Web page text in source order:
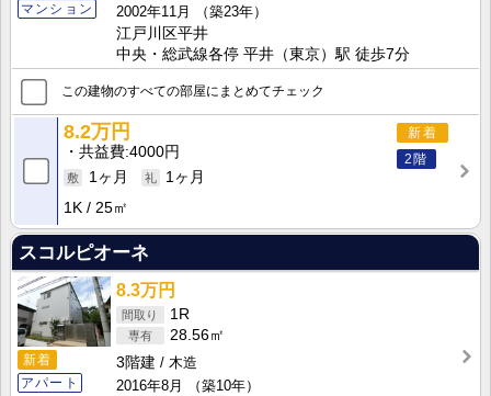
マンション
2002年11月
（築23年）
江戸川区平井
中央・総武線各停 平井（東京）駅 徒歩7分
この建物のすべての部屋にまとめてチェック
新着
2階
8.2万円
共益費 4000円
1ヶ月
1ヶ月
1K
25㎡
スコルピオーネ
新着
アパート
8.3万円
1R
28.56㎡
3階建
木造
2016年8月
（築10年）